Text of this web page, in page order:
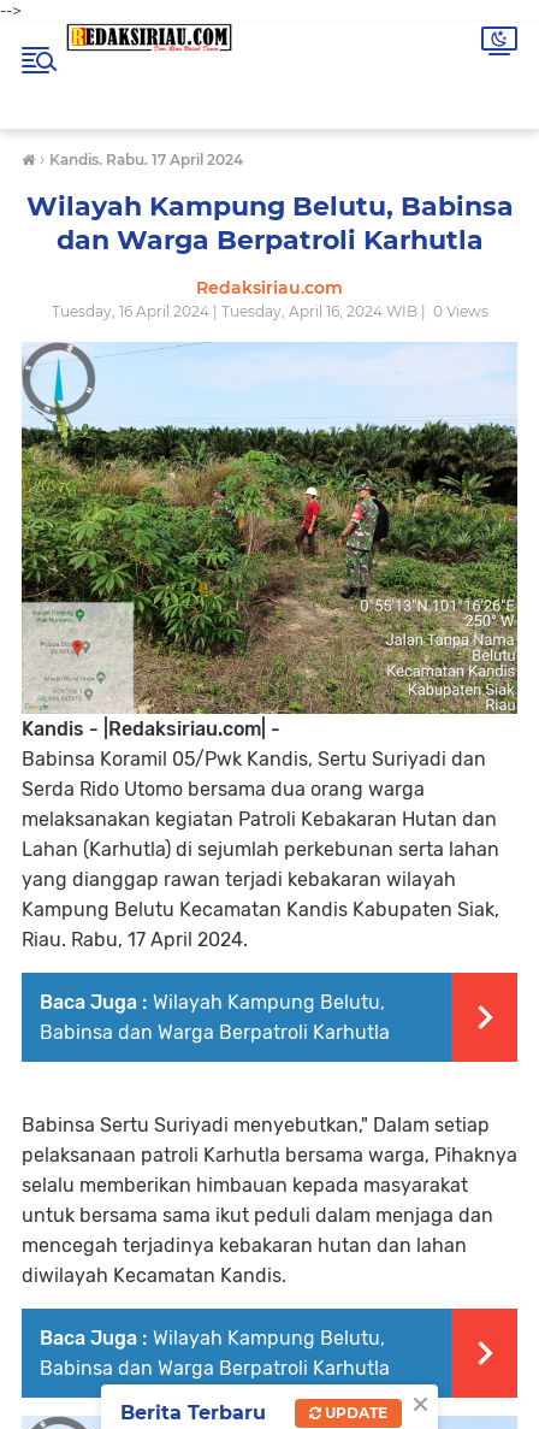
-->
› Kandis. Rabu. 17 April 2024
Wilayah Kampung Belutu, Babinsa
dan Warga Berpatroli Karhutla
Redaksiriau.com
Tuesday, 16 April 2024 | Tuesday, April 16, 2024 WIB | 0Views
Kandis - |Redaksiriau.com| -
Babinsa Koramil 05/Pwk Kandis, Sertu Suriyadi dan
Serda Rido Utomo bersama dua orang warga
melaksanakan kegiatan Patroli Kebakaran Hutan dan
Lahan (Karhutla) di sejumlah perkebunan serta lahan
yang dianggap rawan terjadi kebakaran wilayah
Kampung Belutu Kecamatan Kandis Kabupaten Siak,
Riau. Rabu, 17 April 2024.
Baca Juga : Wilayah Kampung Belutu,
Babinsa dan Warga Berpatroli Karhutla
Babinsa Sertu Suriyadi menyebutkan," Dalam setiap
pelaksanaan patroli Karhutla bersama warga, Pihaknya
selalu memberikan himbauan kepada masyarakat
untuk bersama sama ikut peduli dalam menjaga dan
mencegah terjadinya kebakaran hutan dan lahan
diwilayah Kecamatan Kandis.
Baca Juga : Wilayah Kampung Belutu,
Babinsa dan Warga Berpatroli Karhutla
×
Berita Terbaru UPDATE